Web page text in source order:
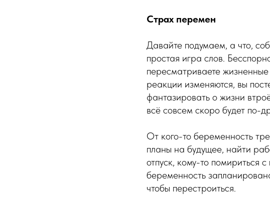
Страх перемен
Давайте подумаем, а что,
простая игра слов.
пересматриваете
реакции изменяются, вы
фантазировать о жизни
всё совсем скоро будет по-
От кого-то беременность
планы на будущее, найти
отпуск, кому-то помириться
беременность
чтобы перестроиться.